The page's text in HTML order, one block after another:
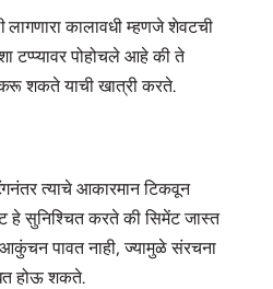
लागणारा कालावधी म्हणजे शेवटची
टप्प्यावर पोहोचले आहे की ते
शकते याची खात्री करते.
त्याचे आकारमान टिकवून
हे सुनिश्चित करते की सिमेंट जास्त
आकुंचन पावत नाही, ज्यामुळे संरचना
होऊ शकते.